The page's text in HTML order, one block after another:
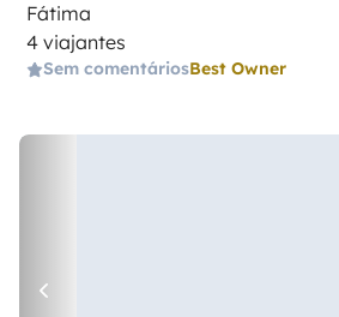
Fátima
4 viajantes
Sem comentáriosBest Owner